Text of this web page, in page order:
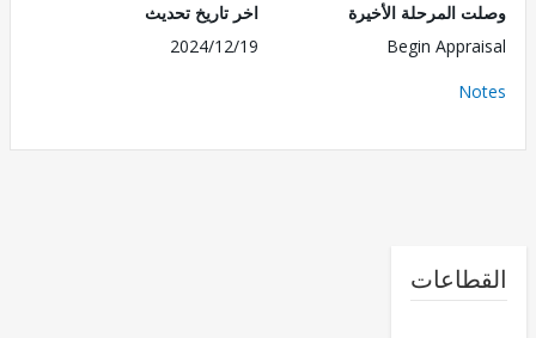
المرحلة الأخيرة
Begin
اخر تاريخ تحديث
2024/12/19